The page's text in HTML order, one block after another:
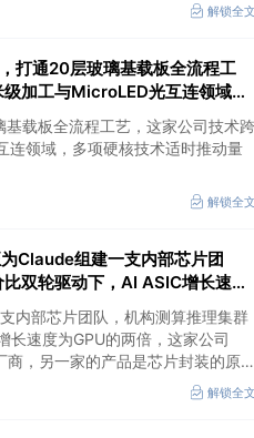
解锁全文
打通20层玻璃基载板全流程工
加工与MicroLED光互连领域，
载板全流程工艺，这家公司技术跨
连领域，多项硬核技术适时推动量
术推出先进封装平台，2.5D封装
积极开展CPO光电共封装及玻璃基
解锁全文
Claude组建一支内部芯片团
双轮驱动下，AI ASIC增长速度
业务客户包括头部的CSP厂商
内部芯片团队，机构测算推理集群
长速度为GPU的两倍，这家公司
，另一家的产品是芯片封装的原材
解锁全文